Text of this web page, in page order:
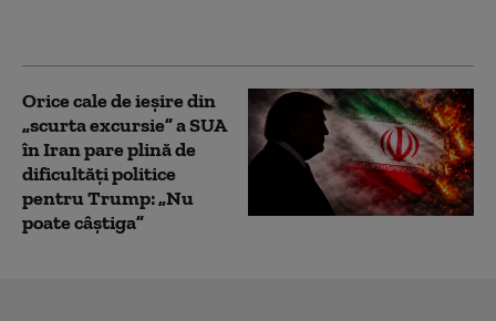
Orice cale de ieșire din
„scurta excursie” a SUA
în Iran pare plină de
dificultăți politice
pentru Trump: „Nu
poate câștiga”